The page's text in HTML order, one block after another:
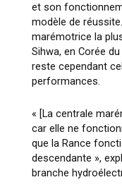
et son
modèle de
marémotrice la
Sihwa, en Corée
reste cependant
performances.
« [La centrale
car elle ne
que la Rance
descendante »,
branche